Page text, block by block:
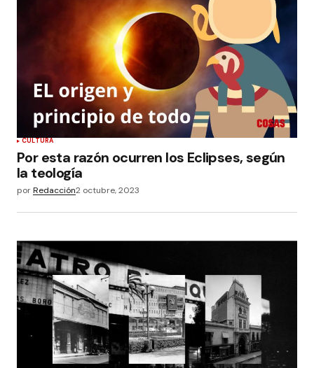
CULTURA
Por esta razón ocurren los Eclipses, según
la teología
porRedacción2 octubre, 2023